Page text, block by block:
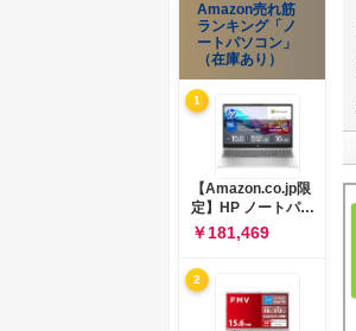
Amazon売れ筋
ランキング「ノ
ートパソコン」
（在庫あり）
1
【Amazon.co.jp限
定】HP ノートパソ
コン 15-fd 15.6イン
チ インテル Core 5
120U メモリ16GB
SSD512GB
Windows 11
Microsoft Office
￥181,469
2